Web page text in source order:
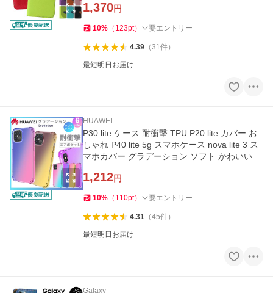
1,370円
10% （ 123pt） 要エントリー
4.39（31件）
最短明日お届け
HUAWEI
P30 lite ケース 耐衝撃 TPU P20 lite カバー お
しゃれ P40 lite 5g スマホケース nova lite 3 ス
マホカバー グラデーション ソフト かわいい h
1,212円
10% （ 110pt） 要エントリー
4.31（45件）
最短明日お届け
Galaxy